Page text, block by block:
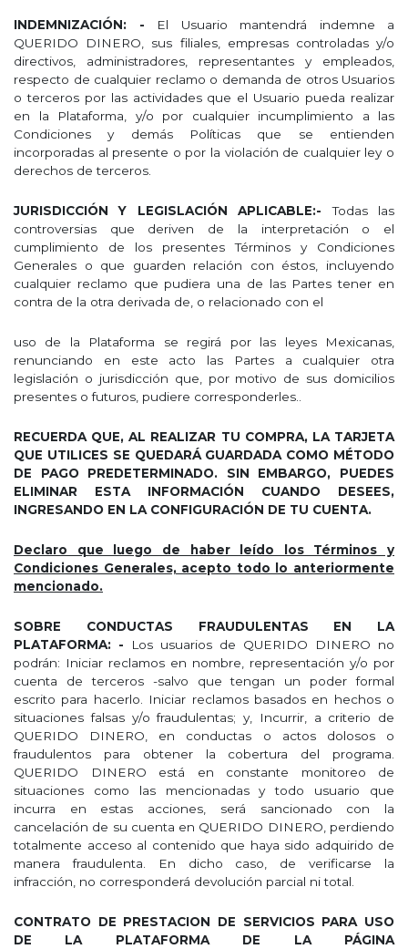
INDEMNIZACIÓN: - El Usuario mantendrá indemne a
QUERIDO DINERO, sus filiales, empresas controladas y/o
directivos, administradores, representantes y empleados,
respecto de cualquier reclamo o demanda de otros Usuarios
o terceros por las actividades que el Usuario pueda realizar
en la Plataforma, y/o por cualquier incumplimiento a las
Condiciones y demás Políticas que se entienden
incorporadas al presente o por la violación de cualquier ley o
derechos de terceros.
JURISDICCIÓN Y LEGISLACIÓN APLICABLE:- Todas las
controversias que deriven de la interpretación o el
cumplimiento de los presentes Términos y Condiciones
Generales o que guarden relación con éstos, incluyendo
cualquier reclamo que pudiera una de las Partes tener en
contra de la otra derivada de, o relacionado con el
uso de la Plataforma se regirá por las leyes Mexicanas,
renunciando en este acto las Partes a cualquier otra
legislación o jurisdicción que, por motivo de sus domicilios
presentes o futuros, pudiere corresponderles..
RECUERDA QUE, AL REALIZAR TU COMPRA, LA TARJETA
QUE UTILICES SE QUEDARÁ GUARDADA COMO MÉTODO
DE PAGO PREDETERMINADO. SIN EMBARGO, PUEDES
ELIMINAR ESTA INFORMACIÓN CUANDO DESEES,
INGRESANDO EN LA CONFIGURACIÓN DE TU CUENTA.
Declaro que luego de haber leído los Términos y
Condiciones Generales, acepto todo lo anteriormente
mencionado.
SOBRE CONDUCTAS FRAUDULENTAS EN LA
PLATAFORMA: - Los usuarios de QUERIDO DINERO no
podrán: Iniciar reclamos en nombre, representación y/o por
cuenta de terceros -salvo que tengan un poder formal
escrito para hacerlo. Iniciar reclamos basados en hechos o
situaciones falsas y/o fraudulentas; y, Incurrir, a criterio de
QUERIDO DINERO, en conductas o actos dolosos o
fraudulentos para obtener la cobertura del programa.
QUERIDO DINERO está en constante monitoreo de
situaciones como las mencionadas y todo usuario que
incurra en estas acciones, será sancionado con la
cancelación de su cuenta en QUERIDO DINERO, perdiendo
totalmente acceso al contenido que haya sido adquirido de
manera fraudulenta. En dicho caso, de verificarse la
infracción, no corresponderá devolución parcial ni total.
CONTRATO DE PRESTACION DE SERVICIOS PARA USO
DE LA PLATAFORMA DE LA PÁGINA